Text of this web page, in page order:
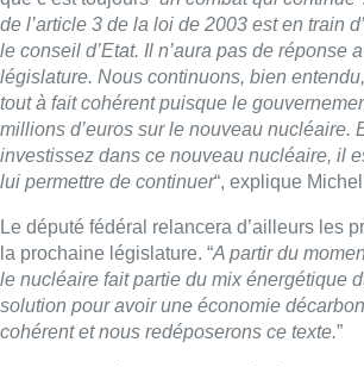
cohérent et nous redéposerons ce texte.
Autre actualité au Parlement fédéral cette
de base que les banques doivent proposer
consommateurs belges. Pour le député
expatriés belges qui se trouvent à
demande que j’avais faite par résolution
Je me suis rendu compte, lors d’un
République Démocratique du Congo,
Belges vivant là-bas se font fermer leur
Belgique. En réalité, l’Europe a une
blanchiment d’argent – qui est importante
qui est appliquée de manière trop rigoriste.
qui habitent à l’autre bout du monde se